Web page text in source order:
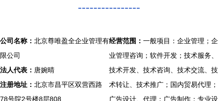
----------------
公司名称： 北京尊唯盈全企业管理有
限公司
法人代表： 唐婉晴
注册地址： 北京市昌平区双营西路
78号院2号楼8层808
经营范围： 一般项目：企业管理；企
业管理咨询；软件开发；技术服务、
技术开发、技术咨询、技术交流、技
术转让、技术推广；国内贸易代理；
广告设计、代理；广告制作；专业设